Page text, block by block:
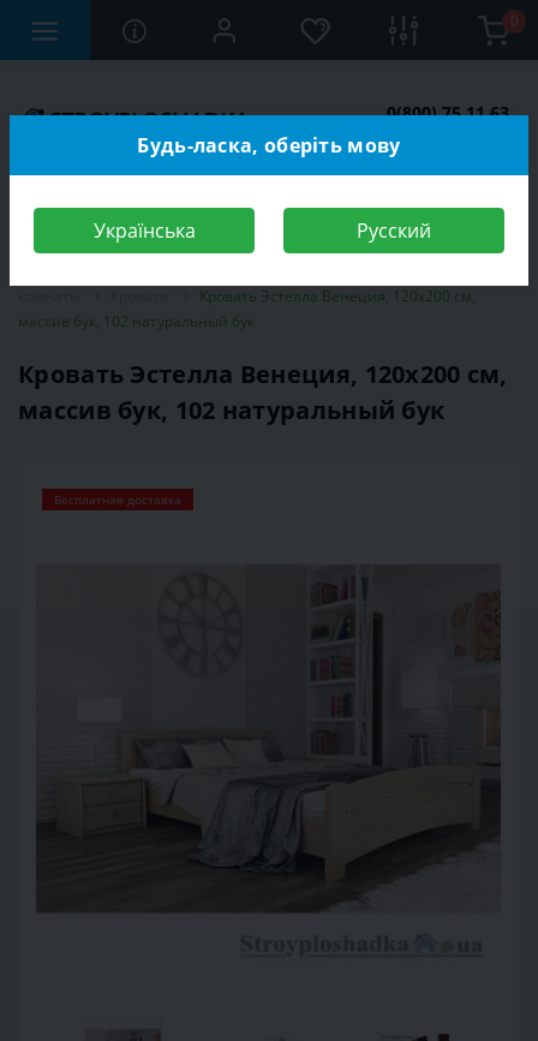
0
0(800) 75 11 63
Кровать Эстелла Венеция, 120х200 см,
массив бук, 102 натуральный бук
Кровать Эстелла Венеция, 120х200 см,
массив бук, 102 натуральный бук
Бесплатная доставка
Будь-ласка, оберіть мову
Українська Русский